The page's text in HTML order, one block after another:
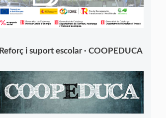
Reforç i suport escolar · COOPEDUCA